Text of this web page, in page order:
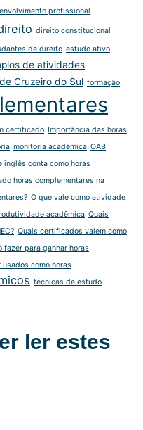
profissional
direito constitucional
de direito estudo ativo
de atividades
Cruzeiro do Sul formação
certificado Importância das horas
monitoria acadêmica OAB
inglês conta como horas
horas complementares na
O que vale como atividade
acadêmica Quais
Quais certificados valem como
fazer para ganhar horas
como horas
técnicas de estudo
ler estes